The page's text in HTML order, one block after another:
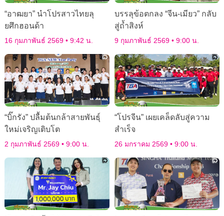
“อาฒยา” นำโปรสาวไทยลุ
ยศึกฮอนด้า
16 กุมภาพันธ์ 2569 9:42 น.
บรรลุข้อตกลง “จีน-เมียว” กลับ
สู่ถ้ำสิงห์
9 กุมภาพันธ์ 2569 9:00 น.
“บิ๊กรัง” ปลื้มต้นกล้าสายพันธุ์
ใหม่เจริญเติบโต
2 กุมภาพันธ์ 2569 9:00 น.
“โปรจีน” เผยเคล็ดลับสู่ความ
สำเร็จ
26 มกราคม 2569 9:00 น.